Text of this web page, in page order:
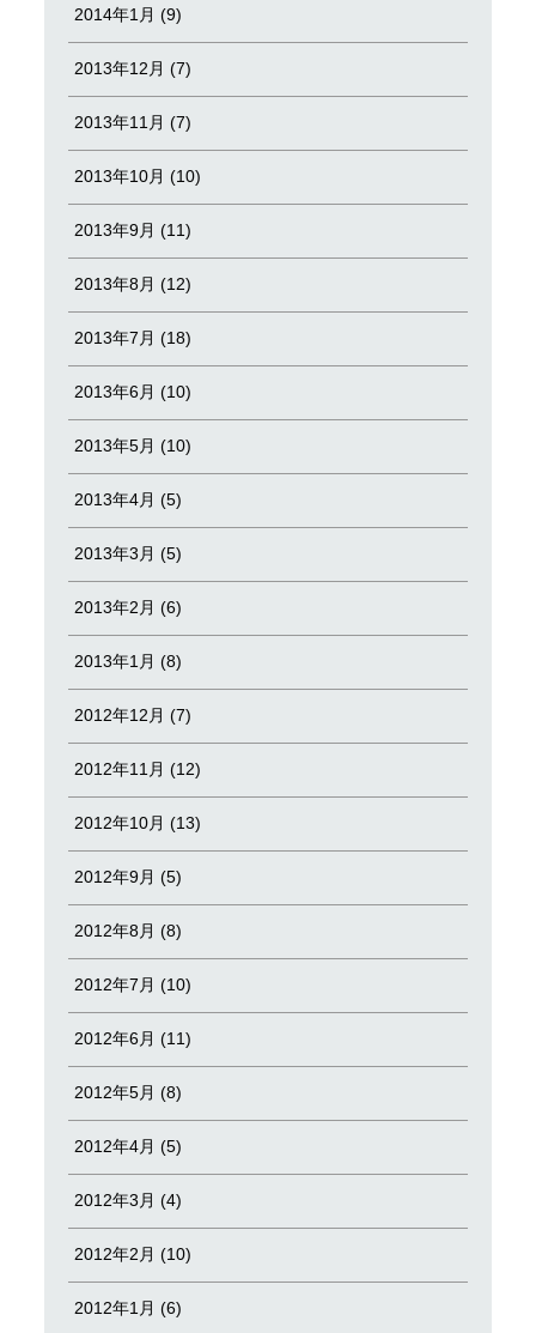
2014年1月 (9)
2013年12月 (7)
2013年11月 (7)
2013年10月 (10)
2013年9月 (11)
2013年8月 (12)
2013年7月 (18)
2013年6月 (10)
2013年5月 (10)
2013年4月 (5)
2013年3月 (5)
2013年2月 (6)
2013年1月 (8)
2012年12月 (7)
2012年11月 (12)
2012年10月 (13)
2012年9月 (5)
2012年8月 (8)
2012年7月 (10)
2012年6月 (11)
2012年5月 (8)
2012年4月 (5)
2012年3月 (4)
2012年2月 (10)
2012年1月 (6)